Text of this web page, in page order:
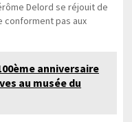
Delord se réjouit de
conforment pas aux
anniversaire
au musée du